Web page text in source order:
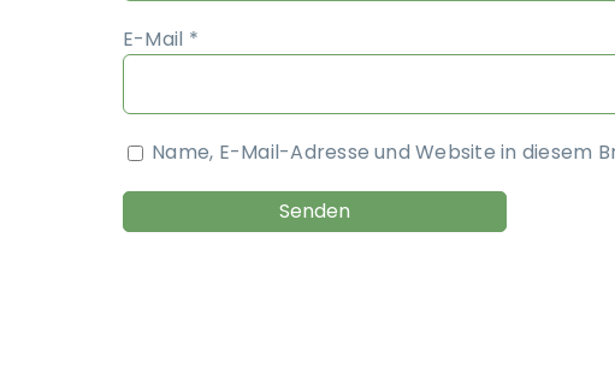
E-Mail *
Name, E-Mail-Adresse und Website in